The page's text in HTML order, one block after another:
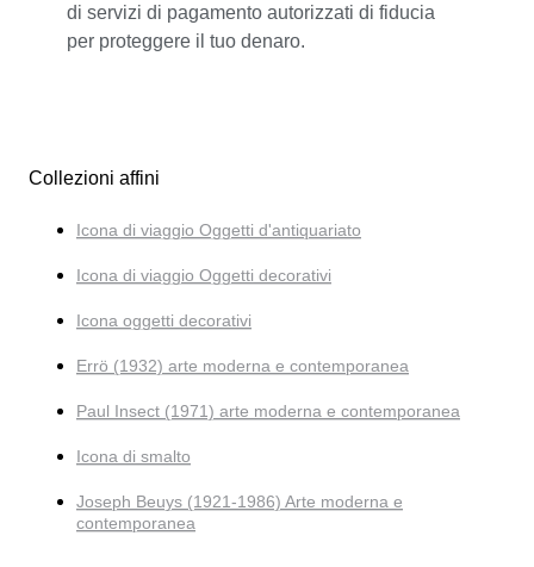
di servizi di pagamento autorizzati di fiducia
per proteggere il tuo denaro.
Collezioni affini
Icona di viaggio Oggetti d'antiquariato
Icona di viaggio Oggetti decorativi
Icona oggetti decorativi
Errö (1932) arte moderna e contemporanea
Paul Insect (1971) arte moderna e contemporanea
Icona di smalto
Joseph Beuys (1921-1986) Arte moderna e
contemporanea